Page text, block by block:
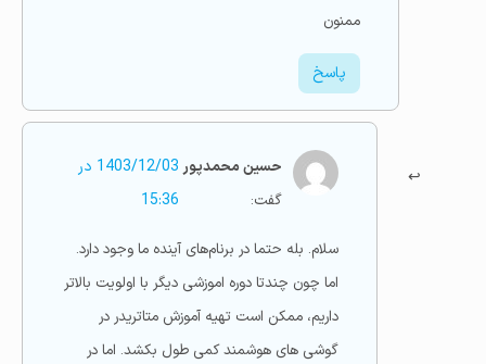
ممنون
پاسخ
حسین محمدپور
گفت:
1403/12/03 در
15:36
سلام. بله حتما در برنام‌های آینده ما وجود دارد.
اما چون چندتا دوره اموزشی دیگر با اولویت بالاتر
داریم، ممکن است تهیه آموزش متاتریدر در
گوشی های هوشمند کمی طول بکشد. اما در